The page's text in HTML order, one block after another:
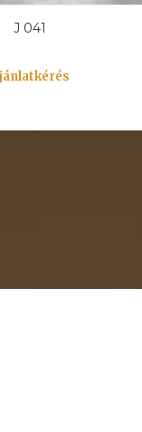
J 041